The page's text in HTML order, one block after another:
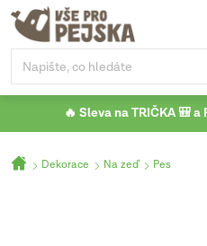
Přejít
obsah
🔥 Sleva na TRIČKA 🎒 a
DomůDekorace Na zeď Pes